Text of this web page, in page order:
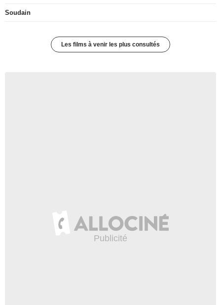
Soudain
Les films à venir les plus consultés